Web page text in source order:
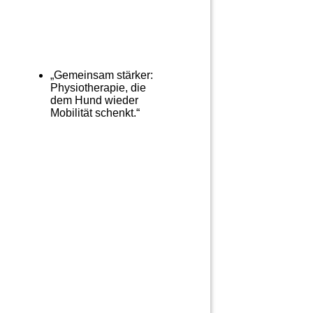
„Gemeinsam stärker:
Physiotherapie, die
dem Hund wieder
Mobilität schenkt.“